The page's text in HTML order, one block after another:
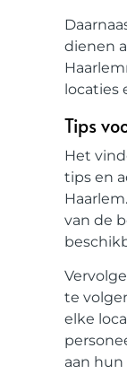
dienen
locaties
Tips
Het
tips en
van de
te
elke
aan